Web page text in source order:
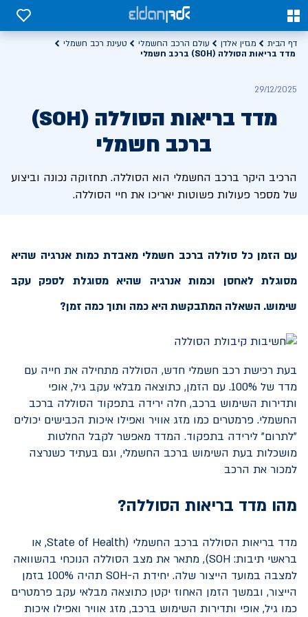
0
0
דף הבית מגזין אלדן עולם הרכב החשמלי
טעינת רכב חשמלי
מדד בריאות הסוללה (SOH) ברכב חשמלי
29/12/2025
מדד בריאות הסוללה (SOH)
ברכב חשמלי
הרכיב היקר ברכב החשמלי הוא הסוללה. תחזוקה נכונה וביצוע
של מספר פעולות פשוטות יאריכו את חיי הסוללה.
עם הזמן כל סוללה ברכב חשמלי מאבדת כמות אנרגיה שהיא
מסוגלת לאחסן וכמות אנרגיה שהיא מסוגלת לספק עקב
שימוש. השאלה המתבקשת היא כמה ותוך כמה זמן?
בעת רכישת רכב חשמלי חדש, הסוללה מתחילה את חייה עם
מדד של 100%. עם הזמן, כתוצאה מבלאי עקב גיל, אופי
ותדירות השימוש ברכב, חלה ירידה בתפקוד הסוללה ברכב
החשמלי. פרמטרים כמו מזג אוויר ואפילו איכות הכבישים יכולים
"לתרום" לירידה בתפקוד. המדד מאפשר לקבל החלטות
מושכלות בעת השימוש ברכב החשמלי, וגם בעתיד כשנרצה
למכור את הרכב
מהו מדד בריאות הסוללה?
מדד בריאות הסוללה ברכב החשמלי (State of Health, או
בראשי תיבות: SOH), מתאר את מצב הסוללה הנוכחי בהשוואה
למצבה במועד הייצור שלה. יחידת ה-SOH
תהיה 100% בזמן
הייצור, ובמשך הזמן האחוז יקטן כתוצאה מבלאי עקב פרמטרים
כמו גיל, אופי ותדירות השימוש ברכב, מזג אוויר ואפילו איכות